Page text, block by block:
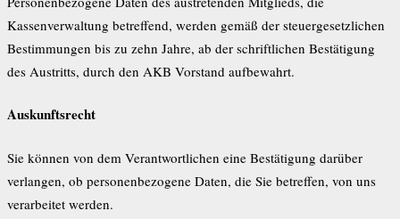
Kassenverwaltung betreffend, werden gemäß der steuergesetzlichen
Bestimmungen bis zu zehn Jahre, ab der schriftlichen Bestätigung
des Austritts, durch den AKB Vorstand aufbewahrt.
Auskunftsrecht
Sie können von dem Verantwortlichen eine Bestätigung darüber
verlangen, ob personenbezogene Daten, die Sie betreffen, von uns
verarbeitet werden.